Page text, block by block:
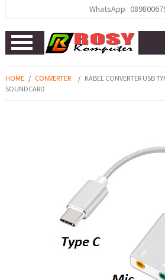
WhatsApp
Open
Menu
HOME / CONVERTER / KABEL CONVERTER USB
SOUNDCARD